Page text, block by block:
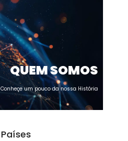
QUEM SOMOS
Conheçe um pouco da nossa História
Países